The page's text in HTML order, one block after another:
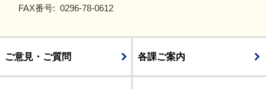
FAX番号: 0296-78-0612
ご意見・ご質問 各課ご案内